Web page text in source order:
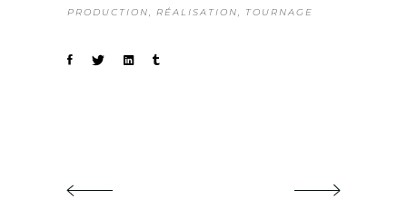
PRODUCTION RÉALISATION TOURNAGE